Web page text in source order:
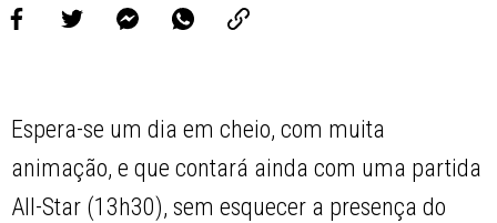
Espera-se um dia em cheio, com muita
animação, e que contará ainda com uma partida
All-Star (13h30), sem esquecer a presença do